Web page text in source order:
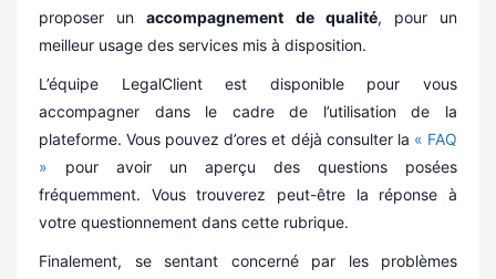
proposer unaccompagnement de qualité, pour un
meilleur usage des services mis à disposition.
L’équipe LegalClient est disponible pour vous
accompagner dans le cadre de l’utilisation de la
plateforme. Vous pouvez d’ores et déjà consulter la « FAQ
» pour avoir un aperçu des questions posées
fréquemment. Vous trouverez peut-être la réponse à
votre questionnement dans cette rubrique.
Finalement, se sentant concerné par les problèmes